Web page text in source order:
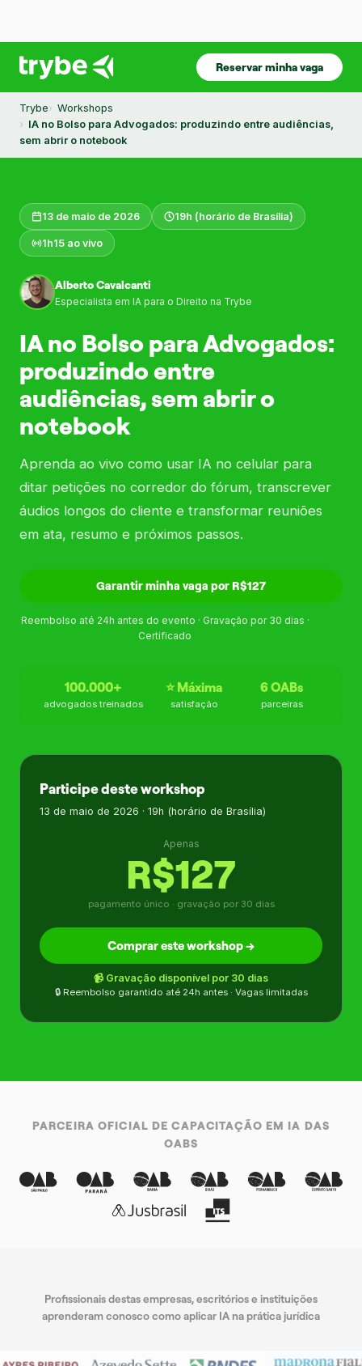
Reservar minha vaga
Trybe
Workshops
IA no Bolso para Advogados: produzindo entre audiências,
sem abrir o notebook
13 de maio de 2026 19h (horário de Brasília)
1h15 ao vivo
Alberto Cavalcanti
Especialista em IA para o Direito na Trybe
IA no Bolso para Advogados:
produzindo entre
audiências, sem abrir o
notebook
Aprenda ao vivo como usar IA no celular para
ditar petições no corredor do fórum, transcrever
áudios longos do cliente e transformar reuniões
em ata, resumo e próximos passos.
Garantir minha vaga por R$127
Reembolso até 24h antes do evento · Gravação por 30 dias ·
Certificado
100.000+
advogados treinados
⭐ Máxima
satisfação
6 OABs
parceiras
Participe deste workshop
13 de maio de 2026 · 19h (horário de Brasília)
Apenas
R$127
pagamento único · gravação por 30 dias
Comprar este workshop →
📹 Gravação disponível por 30 dias
🔒 Reembolso garantido até 24h antes · Vagas limitadas
PARCEIRA OFICIAL DE CAPACITAÇÃO EM IA DAS
OABS
Profissionais destas empresas, escritórios e instituições
aprenderam conosco como aplicar IA na prática jurídica